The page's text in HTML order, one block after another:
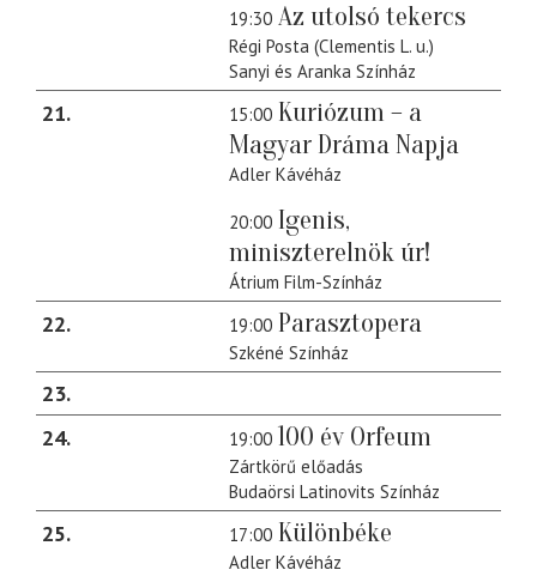
19:30 Az utolsó tekercs
Régi Posta (Clementis L. u.)
Sanyi és Aranka Színház
21 15:00 Kuriózum – a
Magyar Dráma Napja
Adler Kávéház
20:00 Igenis,
miniszterelnök úr!
Átrium Film-Színház
22 19:00 Parasztopera
Szkéné Színház
23
24
19:00 100 év Orfeum
Zártkörű előadás
Budaörsi Latinovits Színház
25 17:00 Különbéke
Adler Kávéház